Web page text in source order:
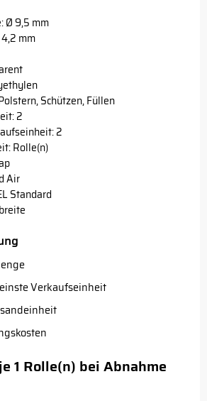
Ø 9,5 mm
mm
Schützen, Füllen
2
2
Rolle(n)
Air
Standard
Verkaufseinheit
1 Rolle(n) bei Abnahme